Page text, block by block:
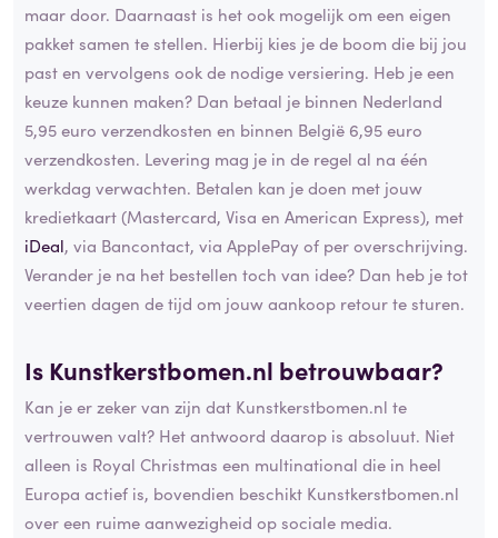
maar door. Daarnaast is het ook mogelijk om een eigen
pakket samen te stellen. Hierbij kies je de boom die bij jou
past en vervolgens ook de nodige versiering. Heb je een
keuze kunnen maken? Dan betaal je binnen Nederland
5,95 euro verzendkosten en binnen België 6,95 euro
verzendkosten. Levering mag je in de regel al na één
werkdag verwachten. Betalen kan je doen met jouw
kredietkaart (Mastercard, Visa en American Express), met
iDeal, via Bancontact, via ApplePay of per overschrijving.
Verander je na het bestellen toch van idee? Dan heb je tot
veertien dagen de tijd om jouw aankoop retour te sturen.
Is Kunstkerstbomen.nl betrouwbaar?
Kan je er zeker van zijn dat Kunstkerstbomen.nl te
vertrouwen valt? Het antwoord daarop is absoluut. Niet
alleen is Royal Christmas een multinational die in heel
Europa actief is, bovendien beschikt Kunstkerstbomen.nl
over een ruime aanwezigheid op sociale media.